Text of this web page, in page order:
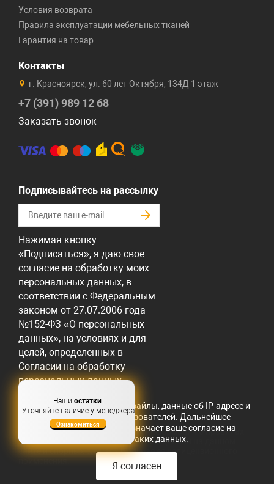
Условия возврата
Правила эксплуатации мебельных тканей
Гарантия на товар
Контакты
г. Красноярск, ул. 60 лет Октября, 134Д 1 этаж
+7 (391) 989 12 68
Заказать звонок
Подписывайтесь на рассылку
Нажимая кнопку
«Подписаться», я даю свое
согласие на обработку моих
персональных данных, в
соответствии с Федеральным
законом от 27.07.2006 года
№152-ФЗ «О персональных
данных», на условиях и для
целей, определенных в
Согласии на обработку
персональных данных
2017-2024 © МТ-Сибирь
Дополнительная юридическая информация о правилах
использования информации размещенной на данном
сайте и спорных случаях в случае ее нелицензионного
Наши остатки.
Уточняйте наличие у менеджера
Ознакомиться
Этот сайт собирает cookie-файлы, данные об IP-адресе и
местоположении пользователей. Дальнейшее
использование сайта означает ваше согласие на
обработку таких данных.
Я согласен